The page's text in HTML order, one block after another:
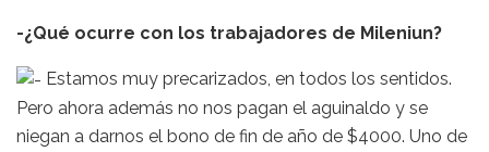
-¿Qué ocurre con los trabajadores de Mileniun?
Estamos muy precarizados, en todos los sentidos.
Pero ahora además no nos pagan el aguinaldo y se
niegan a darnos el bono de fin de año de $4000. Uno de